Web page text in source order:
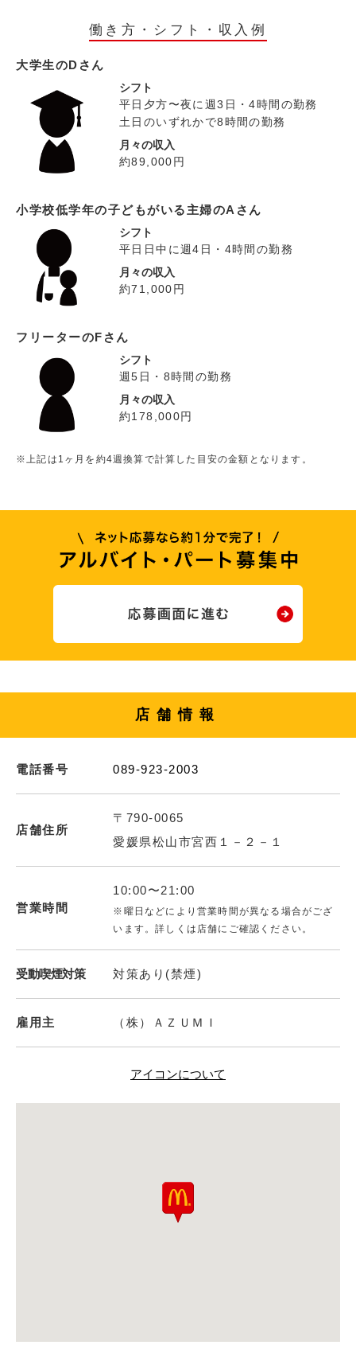
働き方・シフト・収入例
大学生のDさん
シフト
平日夕方〜夜に週3日・4時間の勤務
土日のいずれかで8時間の勤務
月々の収入
約89,000円
小学校低学年の子どもがいる主婦のAさん
シフト
平日日中に週4日・4時間の勤務
月々の収入
約71,000円
フリーターのFさん
シフト
週5日・8時間の勤務
月々の収入
約178,000円
※上記は1ヶ月を約4週換算で計算した目安の金額となります。
店舗情報
電話番号 089-923-2003
店舗住所
〒790-0065
愛媛県松山市宮西１－２－１
営業時間
10:00〜21:00
※曜日などにより営業時間が異なる場合がござ
います。詳しくは店舗にご確認ください。
受動喫煙対策 対策あり(禁煙)
雇用主 （株）ＡＺＵＭＩ
アイコンについて